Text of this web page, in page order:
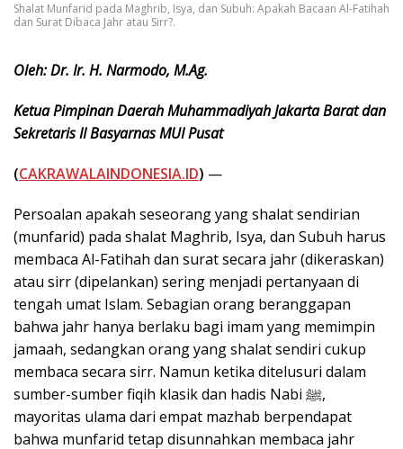
Shalat Munfarid pada Maghrib, Isya, dan Subuh: Apakah Bacaan Al-Fatihah
dan Surat Dibaca Jahr atau Sirr?.
Oleh: Dr. Ir. H. Narmodo, M.Ag.
Ketua Pimpinan Daerah Muhammadiyah Jakarta Barat dan
Sekretaris II Basyarnas MUI Pusat
(CAKRAWALAINDONESIA.ID) —
Persoalan apakah seseorang yang shalat sendirian
(munfarid) pada shalat Maghrib, Isya, dan Subuh harus
membaca Al-Fatihah dan surat secara jahr (dikeraskan)
atau sirr (dipelankan) sering menjadi pertanyaan di
tengah umat Islam. Sebagian orang beranggapan
bahwa jahr hanya berlaku bagi imam yang memimpin
jamaah, sedangkan orang yang shalat sendiri cukup
membaca secara sirr. Namun ketika ditelusuri dalam
sumber-sumber fiqih klasik dan hadis Nabi ﷺ,
mayoritas ulama dari empat mazhab berpendapat
bahwa munfarid tetap disunnahkan membaca jahr